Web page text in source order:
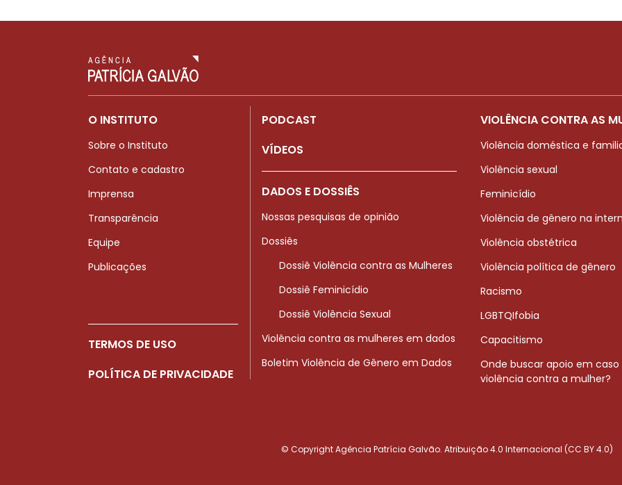
O INSTITUTO
Sobre o Instituto
Contato e cadastro
Imprensa
Transparência
Equipe
Publicações
TERMOS DE USO
POLÍTICA DE PRIVACIDADE
PODCAST
VÍDEOS
DADOS E DOSSIÊS
Nossas pesquisas de opinião
Dossiês
Dossiê Violência contra as Mulheres
Dossiê Feminicídio
Dossiê Violência Sexual
Violência contra as mulheres em dados
Boletim Violência de Gênero em Dados
VIOLÊNCIA CONTRA AS
Violência doméstica e
Violência sexual
Feminicídio
Violência de gênero na
Violência obstétrica
Violência política de gênero
Racismo
LGBTQIfobia
Capacitismo
Onde buscar apoio em caso
violência contra a mulher?
© Copyright Agência Patrícia Galvão. Atribuição 4.0 Internacional (CC BY 4.0)